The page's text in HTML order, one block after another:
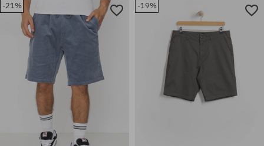
Elérhető méretek:
M; L; XL
Elérhető méretek:
-21% -19%